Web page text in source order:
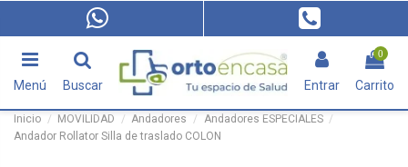
Menú Buscar Entrar
0
Carrito
Inicio MOVILIDAD Andadores
Andadores ESPECIALES
Andador Rollator Silla de traslado COLON